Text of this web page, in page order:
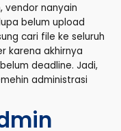
vendor nanyain
belum upload
cari file ke seluruh
karena akhirnya
deadline. Jadi,
administrasi